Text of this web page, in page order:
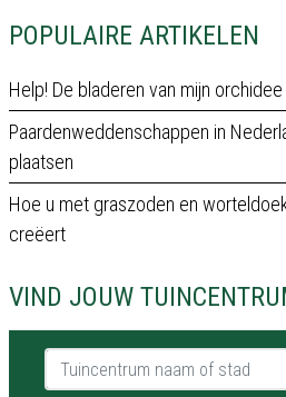
POPULAIRE ARTIKELEN
Help! De bladeren van mijn
Paardenweddenschappen in
plaatsen
Hoe u met graszoden en
creëert
VIND JOUW
Tuincentrum naam of stad